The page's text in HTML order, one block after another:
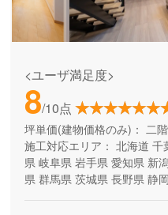
<ユーザ満足度>
8/10点
坪単価(建物価格のみ)： 二
施工対応エリア： 北海道 千
県 岐阜県 岩手県 愛知県 新
県 群馬県 茨城県 長野県 静